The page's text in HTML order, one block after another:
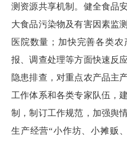
测资源共享机制。健全食品
大食品污染物及有害因素监
医院数量；加快完善各类
报、调查处理等方面快速反
隐患排查，对重点农产品主
工作体系和各类专家队伍，
制，制订工作规范，加强舆
生产经营“小作坊、小摊贩